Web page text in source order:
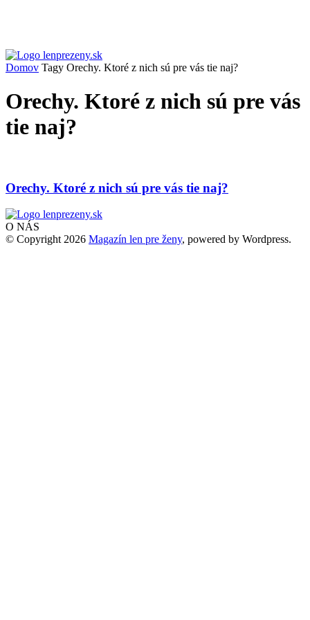
Domov Tagy Orechy. Ktoré z nich sú pre vás tie naj?
Orechy. Ktoré z nich sú pre vás
tie naj?
Orechy. Ktoré z nich sú pre vás tie naj?
O NÁS
© Copyright 2026 Magazín len pre ženy, powered by Wordpress.